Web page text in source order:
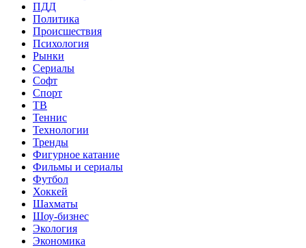
ПДД
Политика
Происшествия
Психология
Рынки
Сериалы
Софт
Спорт
ТВ
Теннис
Технологии
Тренды
Фигурное катание
Фильмы и сериалы
Футбол
Хоккей
Шахматы
Шоу-бизнес
Экология
Экономика